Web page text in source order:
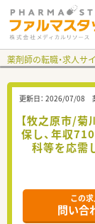
薬剤師の転職・求人サ
更新日： 2026/07/08
【牧之原市/
保し、年収
科等を応需
この
問い合